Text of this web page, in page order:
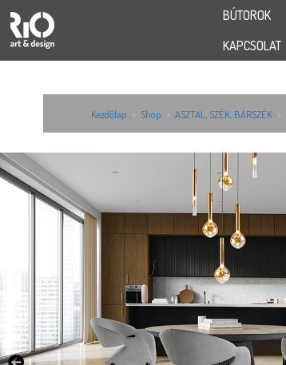
BÚTOROK
KAPCSOLAT
Kezdőlap > Shop > ASZTAL, SZÉK, BÁRSZÉK >